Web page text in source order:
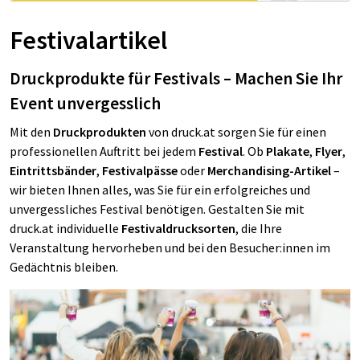
Festivalartikel
Druckprodukte für Festivals – Machen Sie Ihr
Event unvergesslich
Mit den Druckprodukten von druck.at sorgen Sie für einen
professionellen Auftritt bei jedem Festival. Ob Plakate, Flyer,
Eintrittsbänder, Festivalpässeoder Merchandising-Artikel–
wir bieten Ihnen alles, was Sie für ein erfolgreiches und
unvergessliches Festival benötigen. Gestalten Sie mit
druck.at individuelle Festivaldrucksorten, die Ihre
Veranstaltung hervorheben und bei den Besucher:innen im
Gedächtnis bleiben.